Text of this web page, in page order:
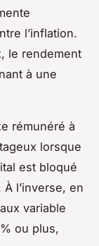
l’inflation.
le rendement
à une
rémunéré à
lorsque
est bloqué
l’inverse, en
variable
ou plus,